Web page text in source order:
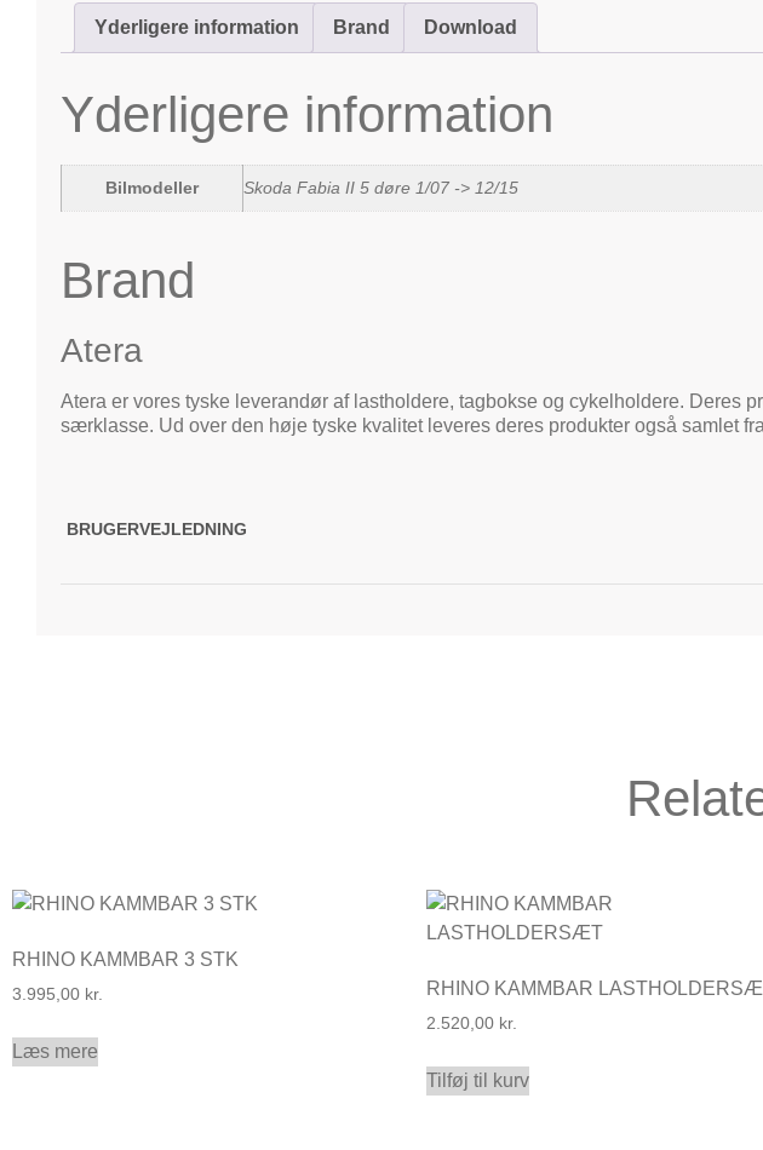
Yderligere information Brand Download
Yderligere information
Bilmodeller Skoda Fabia II 5 døre 1/07 -> 12/15
Brand
Atera
Atera er vores tyske leverandør af lastholdere, tagbokse og cykelholdere. Deres
særklasse. Ud over den høje tyske kvalitet leveres deres produkter også samlet
BRUGERVEJLEDNING
RHINO KAMMBAR 3 STK
3.995,00 kr.
Læs mere
RHINO KAMMBAR
2.520,00 kr.
Tilføj til kurv